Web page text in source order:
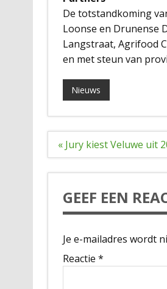
De totstandkoming
Loonse en Drunense
Langstraat, Agrifood
en met steun van
Nieuws
Bericht
navigatie
« Jury kiest Veluwe uit
GEEF EEN
Je e-mailadres wordt
Reactie *